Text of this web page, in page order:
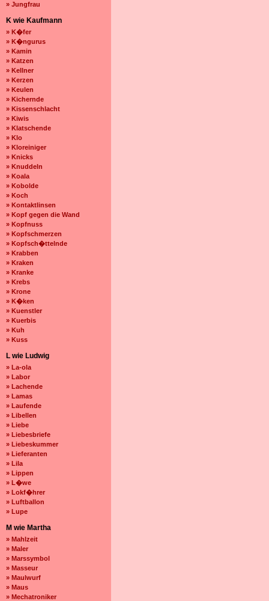
» Jungfrau
K wie Kaufmann
» K�fer
» K�ngurus
» Kamin
» Katzen
» Kellner
» Kerzen
» Keulen
» Kichernde
» Kissenschlacht
» Kiwis
» Klatschende
» Klo
» Kloreiniger
» Knicks
» Knuddeln
» Koala
» Kobolde
» Koch
» Kontaktlinsen
» Kopf gegen die Wand
» Kopfnuss
» Kopfschmerzen
» Kopfsch�ttelnde
» Krabben
» Kraken
» Kranke
» Krebs
» Krone
» K�ken
» Kuenstler
» Kuerbis
» Kuh
» Kuss
L wie Ludwig
» La-ola
» Labor
» Lachende
» Lamas
» Laufende
» Libellen
» Liebe
» Liebesbriefe
» Liebeskummer
» Lieferanten
» Lila
» Lippen
» L�we
» Lokf�hrer
» Luftballon
» Lupe
M wie Martha
» Mahlzeit
» Maler
» Marssymbol
» Masseur
» Maulwurf
» Maus
» Mechatroniker